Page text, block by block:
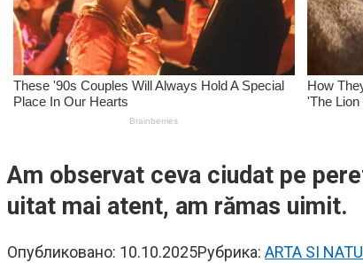
Am observat ceva ciudat pe
uitat mai atent, am rămas uimit.
Опубликовано: 10.10.2025Рубрика: ARTA SI